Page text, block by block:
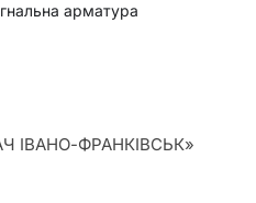
арматура
ІВАНО-ФРАНКІВСЬК»